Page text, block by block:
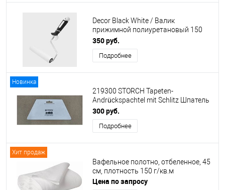
Decor Black White / Валик
прижимной полиуретановый 150
мм 138-3150
350 руб.
Подробнее
Новинка
219300 STORCH Tapeten-
Andrückspachtel mit Schlitz Шпатель
прижимной обойный, 23см
300 руб.
Подробнее
Хит продаж
Вафельное полотно, отбеленное, 45
см, плотность 150 г/кв.м
Цена по запросу